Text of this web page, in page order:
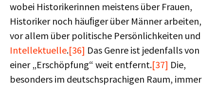
wobei Historikerinnen meistens über Frauen,
Historiker noch häuﬁger über Männer arbeiten,
vor allem über politische Persönlichkeiten und
Intellektuelle.[36] Das Genre ist jedenfalls von
einer „Erschöpfung“ weit entfernt.[37] Die,
besonders im deutschsprachigen Raum, immer